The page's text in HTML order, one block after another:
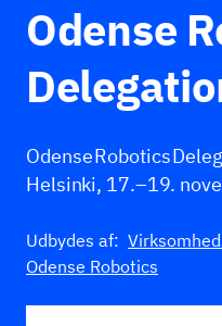
Odense
Odense Robotics
Helsinki, 17.–19.
Udbydes af:
Odense Robotics